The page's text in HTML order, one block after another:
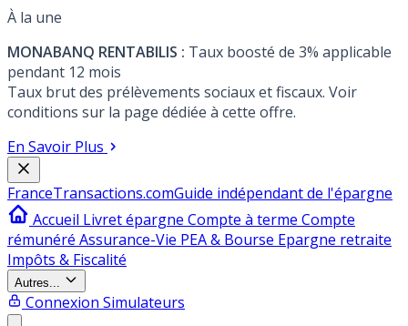
À la une
MONABANQ RENTABILIS : Taux boosté de 3% applicable
pendant 12 mois
Taux brut des prélèvements sociaux et fiscaux. Voir
conditions sur la page dédiée à cette offre.
En Savoir Plus
FranceTransactions.comGuide indépendant de l'épargne
Accueil Livret épargne Compte à terme Compte
rémunéré Assurance-Vie PEA & Bourse Epargne retraite
Impôts & Fiscalité
Autres...
Connexion Simulateurs